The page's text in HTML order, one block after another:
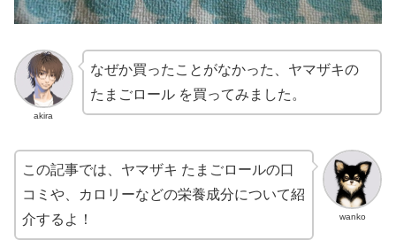
akira
なぜか買ったことがなかった、ヤマザキの
たまごロール を買ってみました。
wanko
この記事では、ヤマザキ たまごロールの口
コミや、カロリーなどの栄養成分について紹
介するよ！